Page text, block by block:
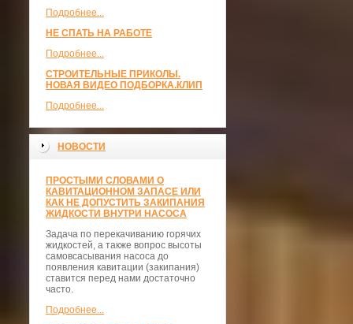
Подробнее...
НЕ СПАТЬ НА РАБОТЕ
Подробнее...
СТРОИТЕЛЬНЫЕ ПРИКОЛЫ.
НОВАЯ ВИДЕО ПОДБОРКА.КЛИП
Подробнее...
НОВОСТИ
ПРОСТЫМИ СЛОВАМИ О
КАВИТАЦИОННОМ ЗАПАСЕ ИЛИ
КАК НЕ ДОПУСТИТЬ ЗАКИПАНИЯ
ЖИДКОСТИ ВНУТРИ НАСОСА
Задача по перекачиванию горячих
жидкостей, а также вопрос высоты
самовсасывания насоса до
появления кавитации (закипания)
ставится перед нами достаточно
часто.
Подробнее...